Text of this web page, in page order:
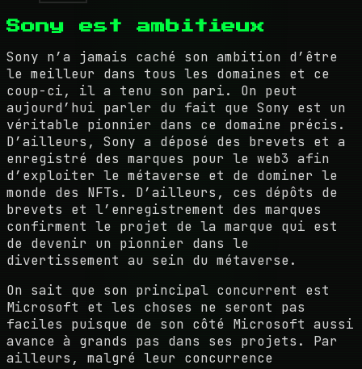
Sony est ambitieux
Sony n’a jamais caché son ambition d’être
le meilleur dans tous les domaines et ce
coup-ci, il a tenu son pari. On peut
aujourd’hui parler du fait que Sony est un
véritable pionnier dans ce domaine précis.
D’ailleurs, Sony a déposé des brevets et a
enregistré des marques pour le web3 afin
d’exploiter le métaverse et de dominer le
monde des NFTs. D’ailleurs, ces dépôts de
brevets et l’enregistrement des marques
confirment le projet de la marque qui est
de devenir un pionnier dans le
divertissement au sein du métaverse.
On sait que son principal concurrent est
Microsoft et les choses ne seront pas
faciles puisque de son côté Microsoft aussi
avance à grands pas dans ses projets. Par
ailleurs, malgré leur concurrence